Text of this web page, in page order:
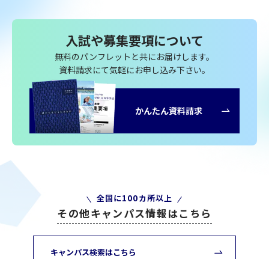
入試や募集要項について
無料のパンフレットと共にお届けします。
資料請求にて気軽にお申し込み下さい。
かんたん資料請求
全国に100カ所以上
その他キャンパス情報はこちら
キャンパス検索はこちら